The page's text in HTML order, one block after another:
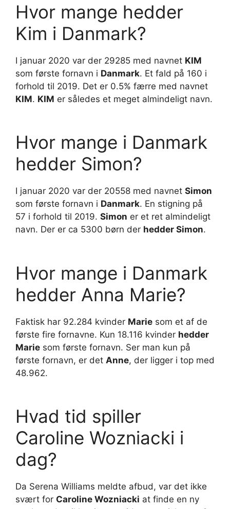
Hvor mange hedder
Kim i Danmark?
I januar 2020 var der 29285 med navnet KIM
som første fornavn i Danmark. Et fald på 160 i
forhold til 2019. Det er 0.5% færre med navnet
KIM. KIM er således et meget almindeligt navn.
Hvor mange i Danmark
hedder Simon?
I januar 2020 var der 20558 med navnet Simon
som første fornavn i Danmark. En stigning på
57 i forhold til 2019. Simon er et ret almindeligt
navn. Der er ca 5300 børn der hedder Simon.
Hvor mange i Danmark
hedder Anna Marie?
Faktisk har 92.284 kvinder Marie som et af de
første fire fornavne. Kun 18.116 kvinder hedder
Marie som første fornavn. Ser man kun på
første fornavn, er det Anne, der ligger i top med
48.962.
Hvad tid spiller
Caroline Wozniacki i
dag?
Da Serena Williams meldte afbud, var det ikke
svært for Caroline Wozniacki at finde en ny